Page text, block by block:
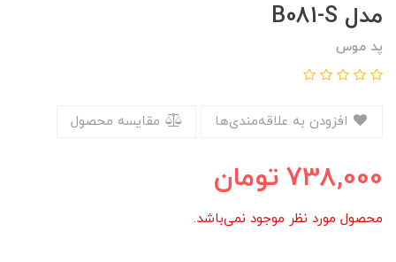
مدل B081-S
پد موس
مقایسه محصول
738,000 تومان
محصول مورد نظر موجود نمی‌باشد.